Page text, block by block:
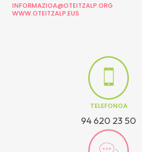
INFORMAZIOA@OTEITZALP.ORG
WWW.OTEITZALP.EUS
TELEFONOA
94 620 23 50